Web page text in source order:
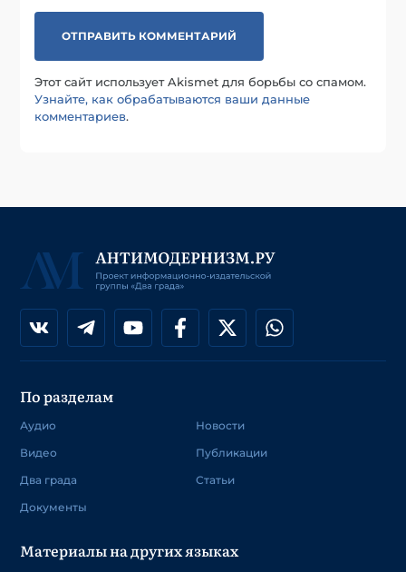
Этот сайт использует Akismet для борьбы со спамом.
Узнайте, как обрабатываются ваши данные
комментариев.
По разделам
Аудио
Видео
Два града
Документы
Новости
Публикации
Статьи
Материалы на других языках